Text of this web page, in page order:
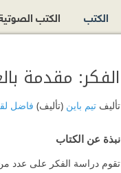
الفكر: مقدمة
تأليفتيم باين(تأليف) فاضل
نبذة عن الكتاب
تقوم دراسة الفكر على عدد من
الكتب الكتب